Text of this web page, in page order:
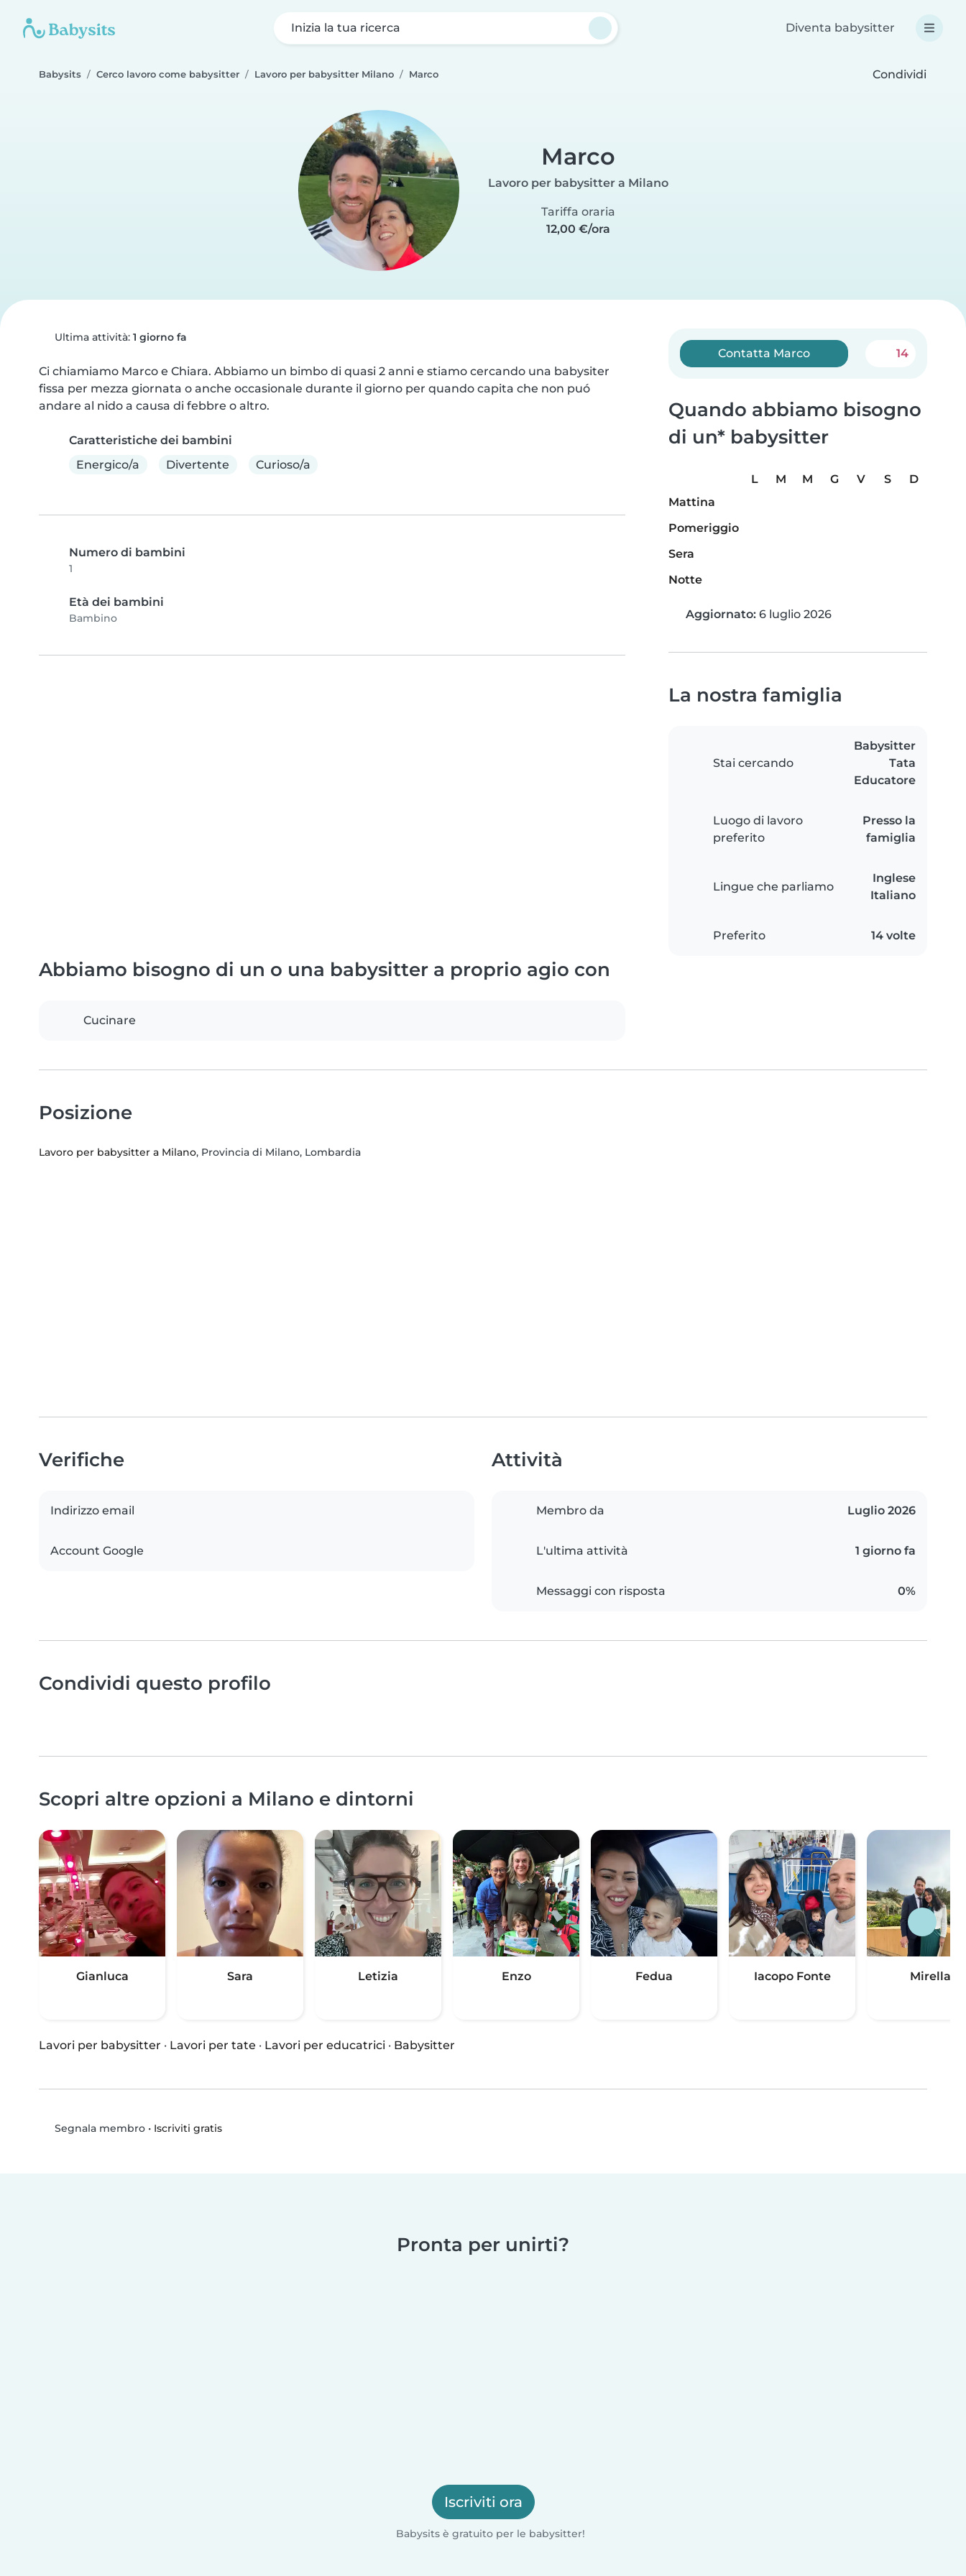
Inizia la tua ricerca Diventa babysitter
Babysits Cerco lavoro come babysitter Lavoro per babysitter Milano Marco Condividi
Marco
Lavoro per babysitter a Milano
Tariffa oraria
12,00 €/ora
Ultima attività: 1 giorno fa
Ci chiamiamo Marco e Chiara. Abbiamo un bimbo di quasi 2 anni e stiamo cercando una babysiter
fissa per mezza giornata o anche occasionale durante il giorno per quando capita che non puó
andare al nido a causa di febbre o altro.
Caratteristiche dei bambini
Energico/a
Divertente Curioso/a
Numero di bambini
1
Età dei bambini
Bambino
Contatta Marco 14
Quando abbiamo bisogno
di un* babysitter
L M M G V S
D
Mattina
Pomeriggio
Sera
Notte
Aggiornato: 6 luglio 2026
La nostra famiglia
Stai cercando
Babysitter
Tata
Educatore
Luogo di lavoro
preferito
Presso la
famiglia
Lingue che parliamo
Inglese
Italiano
Preferito 14 volte
Abbiamo bisogno di un o una babysitter a proprio agio con
Cucinare
Posizione
Lavoro per babysitter a Milano, Provincia di Milano, Lombardia
Verifiche
Indirizzo email
Account Google
Attività
Membro da Luglio 2026
L'ultima attività 1 giorno fa
Messaggi con risposta 0%
Condividi questo profilo
Scopri altre opzioni a Milano e dintorni
Gianluca Sara Letizia Enzo Fedua Iacopo Fonte
Mirella
Lavori per babysitter · Lavori per tate · Lavori per educatrici · Babysitter
Segnala membro• Iscriviti gratis
Pronta per unirti?
Iscriviti ora
Babysits è gratuito per le babysitter!